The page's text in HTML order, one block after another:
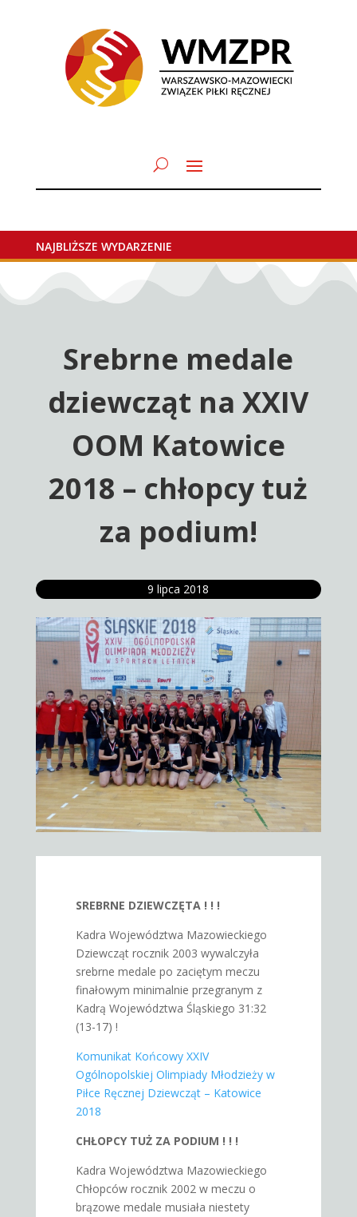
NAJBLIŻSZE WYDARZENIE
Srebrne medale
dziewcząt na XXIV
OOM Katowice
2018 – chłopcy tuż
za podium!
9 lipca 2018
SREBRNE DZIEWCZĘTA ! ! !
Kadra Województwa Mazowieckiego
Dziewcząt rocznik 2003 wywalczyła
srebrne medale po zaciętym meczu
finałowym minimalnie przegranym z
Kadrą Województwa Śląskiego 31:32
(13-17) !
Komunikat Końcowy XXIV
Ogólnopolskiej Olimpiady Młodzieży w
Piłce Ręcznej Dziewcząt – Katowice
2018
CHŁOPCY TUŻ ZA PODIUM ! ! !
Kadra Województwa Mazowieckiego
Chłopców rocznik 2002 w meczu o
brązowe medale musiała niestety